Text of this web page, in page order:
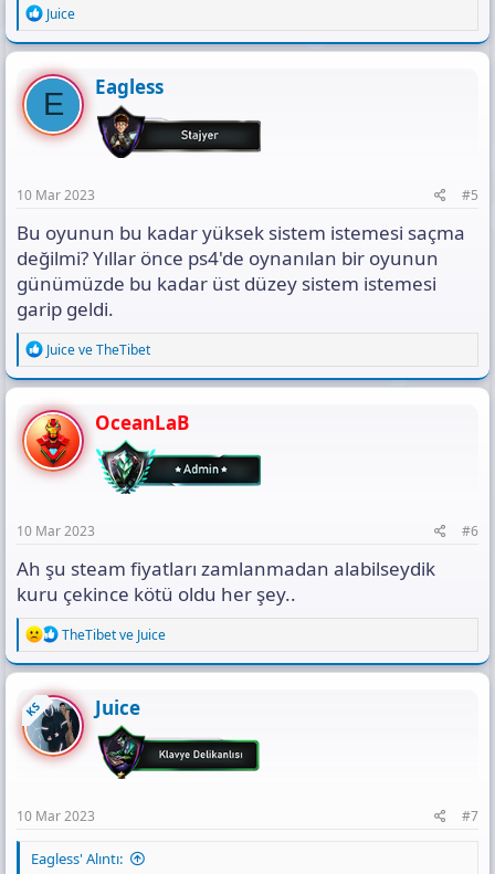
R
e
a
c
t
o
n
Juice
E Eagless
10 Mar 2023 #5
Bu oyunun bu kadar yüksek sistem istemesi saçma
değilmi? Yıllar önce ps4'de oynanılan bir oyunun
günümüzde bu kadar üst düzey sistem istemesi
garip geldi.
R
e
a
c
t
i
o
n
JuiceveTheTibet
OceanLaB
10 Mar 2023 #6
Ah şu steam fiyatları zamlanmadan alabilseydik
kuru çekince kötü oldu her şey..
R
e
a
c
t
i
o
n
TheTibetve Juice
KS Juice
10 Mar 2023 #7
Eagless' Alıntı: